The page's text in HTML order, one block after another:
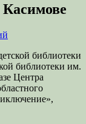
библиотеки
библиотеки им.
Центра